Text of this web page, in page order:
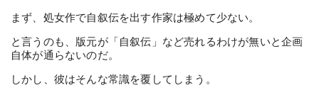
まず、処女作で自叙伝を出す作家は極めて少ない。
と言うのも、版元が「自叙伝」など売れるわけが無いと企画
自体が通らないのだ。
しかし、彼はそんな常識を覆してしまう。